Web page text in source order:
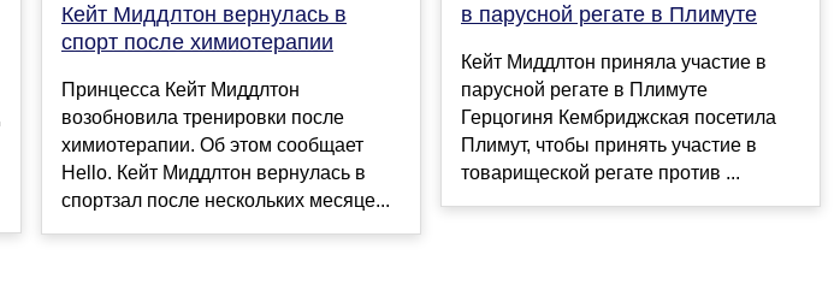
Кейт Миддлтон вернулась в
спорт после химиотерапии
Принцесса Кейт Миддлтон
возобновила тренировки после
химиотерапии. Об этом сообщает
Hello. Кейт Миддлтон вернулась в
спортзал после нескольких месяце...
в парусной регате в Плимуте
Кейт Миддлтон приняла участие в
парусной регате в Плимуте
Герцогиня Кембриджская посетила
Плимут, чтобы принять участие в
товарищеской регате против ...